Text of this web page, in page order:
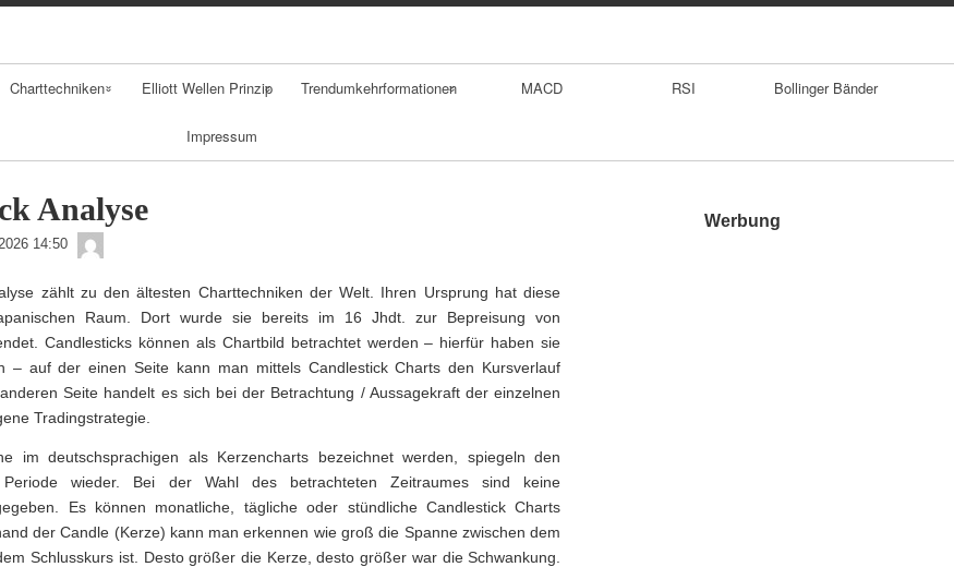
Charttechniken
Durchschnitte
Analyse
Figure
Analyse
Elliott Wellen Prinzip
Fibonacci
Retracement
Trendumkehrformationen
Formation
Doppelhoch
MACD RSI Bollinger Bänder
Impressum
Analyse
14:50
zählt zu den ältesten Charttechniken der Welt. Ihren Ursprung hat diese
Raum. Dort wurde sie bereits im 16 Jhdt. zur Bepreisung von
Candlesticks können als Chartbild betrachtet werden – hierfür haben sie
– auf der einen Seite kann man mittels Candlestick Charts den Kursverlauf
Seite handelt es sich bei der Betrachtung / Aussagekraft der einzelnen
Tradingstrategie.
im deutschsprachigen als Kerzencharts bezeichnet werden, spiegeln den
Periode wieder. Bei der Wahl des betrachteten Zeitraumes sind keine
Es können monatliche, tägliche oder stündliche Candlestick Charts
der Candle (Kerze) kann man erkennen wie groß die Spanne zwischen dem
Schlusskurs ist. Desto größer die Kerze, desto größer war die Schwankung.
Werbung